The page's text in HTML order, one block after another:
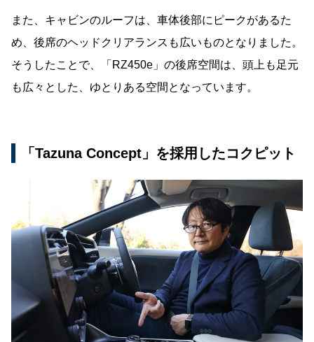
また、キャビンのルーフは、車体後部にピークがあるた
め、後席のヘッドクリアランスも広いものとなりました。
そうしたことで、「RZ450e」の後席空間は、頭上も足元
も広々とした、ゆとりある空間となっています。
「Tazuna Concept」を採用したコクピット